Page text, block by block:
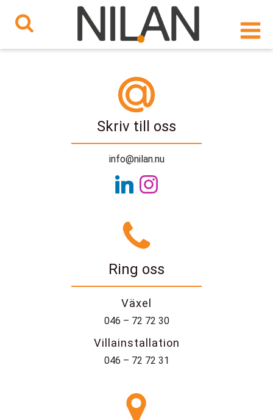
Hoppa
till
innehåll
Skriv till oss
info@nilan.nu
Ring oss
Växel
046 – 72 72 30
Villainstallation
046 – 72 72 31